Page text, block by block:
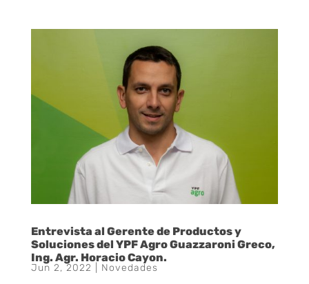
Entrevista al Gerente de Productos y
Soluciones del YPF Agro Guazzaroni Greco,
Ing. Agr. Horacio Cayon.
Jun 2, 2022 Novedades